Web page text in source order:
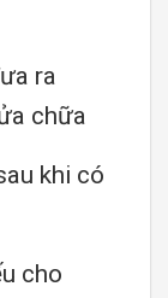
ra
chữa
khi có
cho